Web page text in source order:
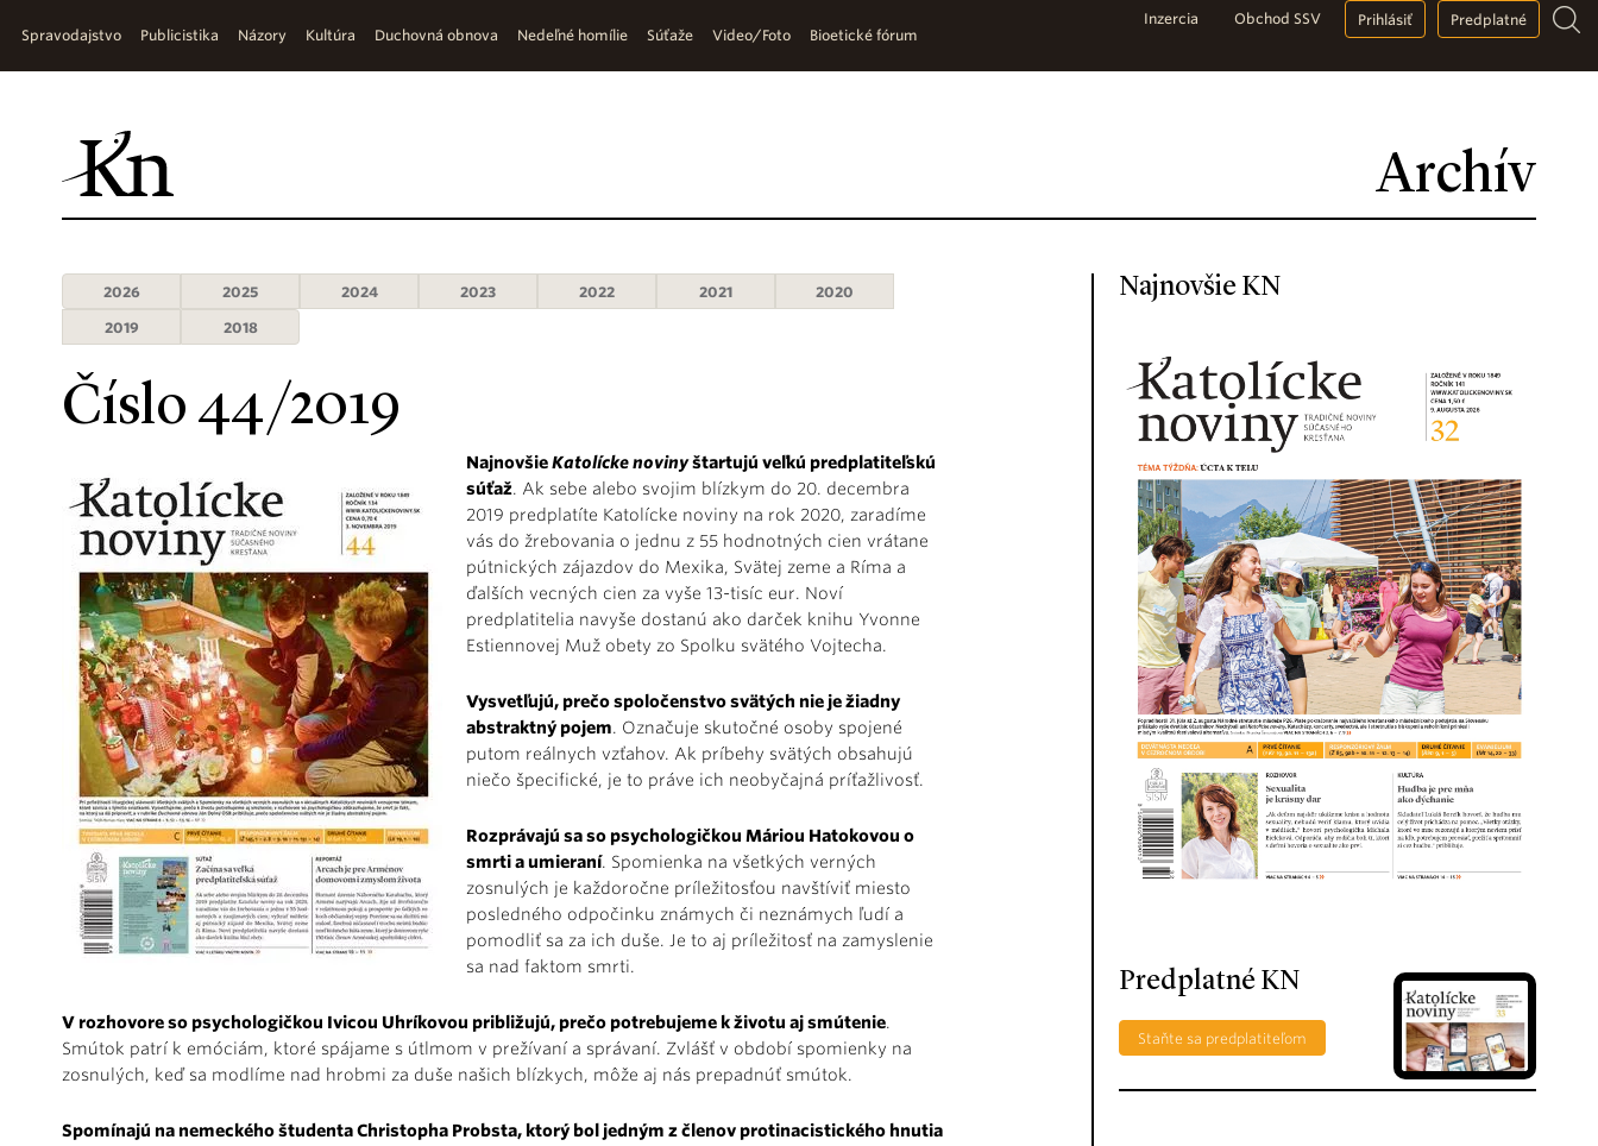
Archív
Spravodajstvo Publicistika Názory Kultúra Duchovná obnova Nedeľné homílie Súťaže Video/Foto Bioetické fórum
Inzercia Obchod SSV Prihlásiť Predplatné
2026 2025 2024 2023 2022 2021
2020
2019
2018
Číslo 44/2019
NajnovšieKatolícke novinyštartujú veľkú predplatiteľskú
súťaž. Ak sebe alebo svojim blízkym do 20. decembra
2019 predplatíte Katolícke noviny na rok 2020, zaradíme
vás do žrebovania o jednu z 55 hodnotných cien vrátane
pútnických zájazdov do Mexika, Svätej zeme a Ríma a
ďalších vecných cien za vyše 13-tisíc eur. Noví
predplatitelia navyše dostanú ako darček knihu Yvonne
Estiennovej Muž obety zo Spolku svätého Vojtecha.
Vysvetľujú, prečo spoločenstvo svätých nie je žiadny
abstraktný pojem. Označuje skutočné osoby spojené
putom reálnych vzťahov. Ak príbehy svätých obsahujú
niečo špecifické, je to práve ich neobyčajná príťažlivosť.
Rozprávajú sa so psychologičkou Máriou Hatokovou o
smrti a umieraní. Spomienka na všetkých verných
zosnulých je každoročne príležitosťou navštíviť miesto
posledného odpočinku známych či neznámych ľudí a
pomodliť sa za ich duše. Je to aj príležitosť na zamyslenie
sa nad faktom smrti.
V rozhovore so psychologičkou Ivicou Uhríkovou približujú, prečo potrebujeme k životu aj smútenie.
Smútok patrí k emóciám, ktoré spájame s útlmom v prežívaní a správaní. Zvlášť v období spomienky na
zosnulých, keď sa modlíme nad hrobmi za duše našich blízkych, môže aj nás prepadnúť smútok.
Spomínajú na nemeckého študenta Christopha Probsta, ktorý bol jedným z členov protinacistického hnutia
Najnovšie KN
Predplatné KN
Staňte sa predplatiteľom